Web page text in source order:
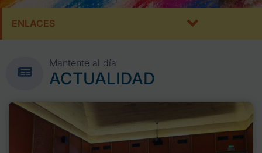
ENLACES
Mantente al día
ACTUALIDAD